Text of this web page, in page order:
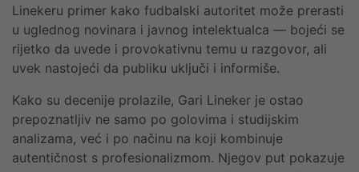
Linekeru primer kako fudbalski autoritet može prerasti
u uglednog novinara i javnog intelektualca — bojeći se
rijetko da uvede i provokativnu temu u razgovor, ali
uvek nastojeći da publiku uključi i informiše.
Kako su decenije prolazile, Gari Lineker je ostao
prepoznatljiv ne samo po golovima i studijskim
analizama, već i po načinu na koji kombinuje
autentičnost s profesionalizmom. Njegov put pokazuje